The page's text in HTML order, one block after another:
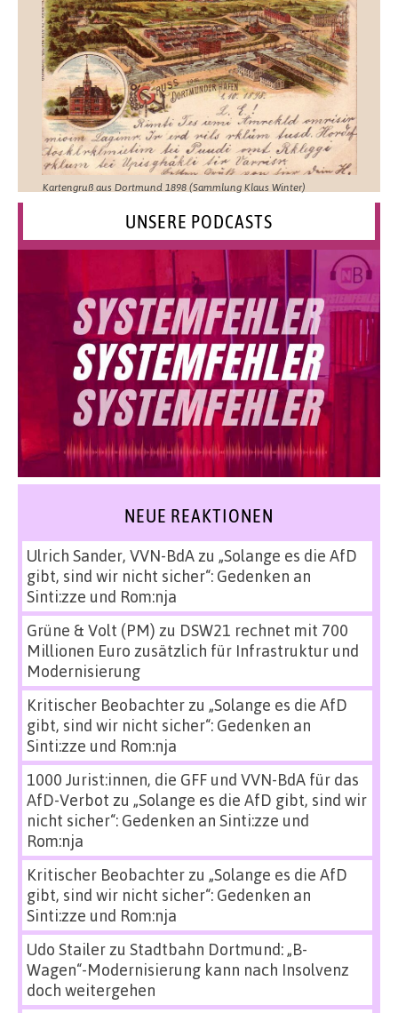
Kartengruß aus Dortmund 1898 (Sammlung Klaus Winter)
UNSERE PODCASTS
NEUE REAKTIONEN
Ulrich Sander, VVN-BdAzu „Solange es die AfD
gibt, sind wir nicht sicher“: Gedenken an
Sinti:zze und Rom:nja
Grüne & Volt (PM) zu DSW21 rechnet mit 700
Millionen Euro zusätzlich für Infrastruktur und
Modernisierung
Kritischer Beobachterzu „Solange es die AfD
gibt, sind wir nicht sicher“: Gedenken an
Sinti:zze und Rom:nja
1000 Jurist:innen, die GFF und VVN-BdA für das
AfD-Verbot zu „Solange es die AfD gibt, sind wir
nicht sicher“: Gedenken an Sinti:zze und
Rom:nja
Kritischer Beobachterzu „Solange es die AfD
gibt, sind wir nicht sicher“: Gedenken an
Sinti:zze und Rom:nja
Udo Stailerzu Stadtbahn Dortmund: „B-
Wagen“-Modernisierung kann nach Insolvenz
doch weitergehen